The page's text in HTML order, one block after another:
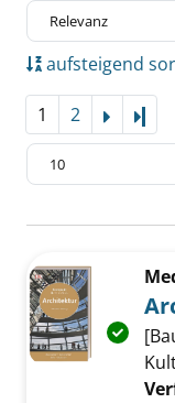
aufsteigend
1 2
Zu den